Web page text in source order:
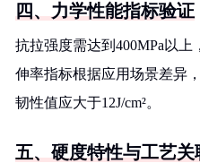
四、力学性能指标验证
抗拉强度需达到400MPa以上
伸率指标根据应用场景差异
韧性值应大于12J/cm²。
五、硬度特性与工艺关